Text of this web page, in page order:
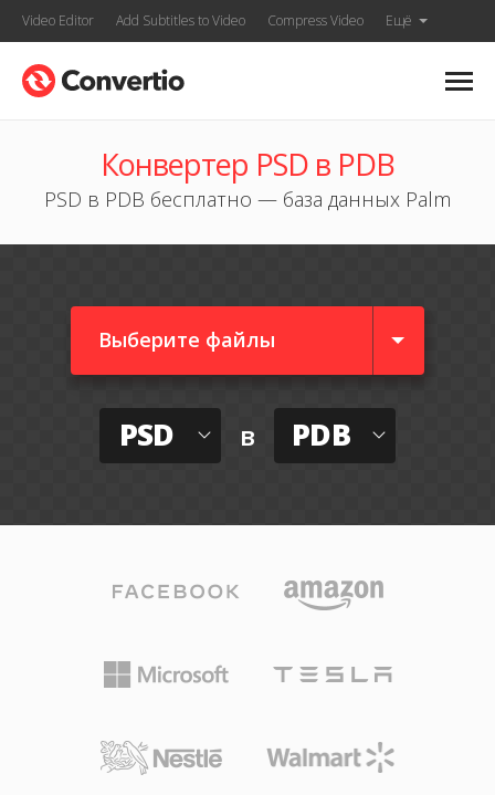
Video Editor Add Subtitles to Video Compress Video Ещё
Конвертер PSD в PDB
PSD в PDB бесплатно — база данных Palm
Выберите файлы
PSD в PDB